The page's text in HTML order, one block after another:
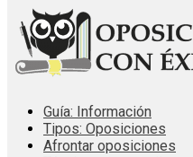
Guía: Información
Tipos: Oposiciones
Afrontar oposiciones